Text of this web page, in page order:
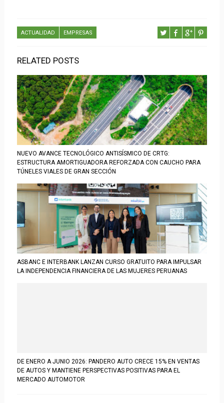
ACTUALIDAD EMPRESAS
RELATED POSTS
NUEVO AVANCE TECNOLÓGICO ANTISÍSMICO DE CRTG:
ESTRUCTURA AMORTIGUADORA REFORZADA CON CAUCHO PARA
TÚNELES VIALES DE GRAN SECCIÓN
ASBANC E INTERBANK LANZAN CURSO GRATUITO PARA IMPULSAR
LA INDEPENDENCIA FINANCIERA DE LAS MUJERES PERUANAS
DE ENERO A JUNIO 2026: PANDERO AUTO CRECE 15% EN VENTAS
DE AUTOS Y MANTIENE PERSPECTIVAS POSITIVAS PARA EL
MERCADO AUTOMOTOR